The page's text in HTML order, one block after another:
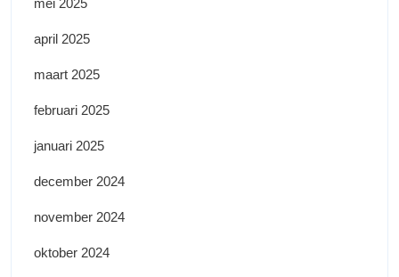
mei 2025
april 2025
maart 2025
februari 2025
januari 2025
december 2024
november 2024
oktober 2024